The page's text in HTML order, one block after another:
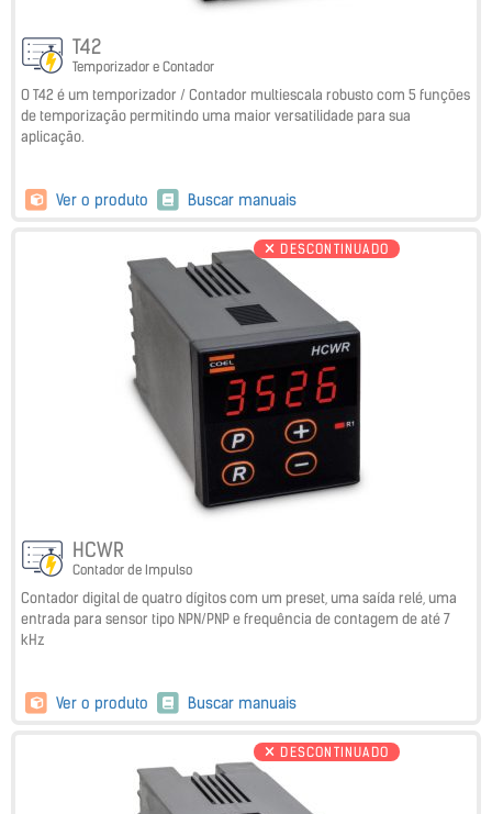
T42
Temporizador e Contador
O T42 é um temporizador / Contador multiescala robusto com 5 funções
de temporização permitindo uma maior versatilidade para sua
aplicação.
Ver o produto Buscar manuais
DESCONTINUADO
HCWR
Contador de Impulso
Contador digital de quatro dígitos com um preset, uma saída relé, uma
entrada para sensor tipo NPN/PNP e frequência de contagem de até 7
kHz
Ver o produto Buscar manuais
DESCONTINUADO